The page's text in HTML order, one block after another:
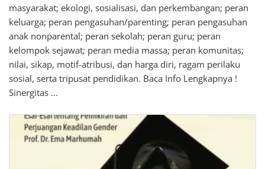
masyarakat; ekologi, sosialisasi, dan perkembangan; peran
keluarga; peran pengasuhan/parenting; peran pengasuhan
anak nonparental; peran sekolah; peran guru; peran
kelompok sejawat; peran media massa; peran komunitas;
nilai, sikap, motif-atribusi, dan harga diri, ragam perilaku
sosial, serta tripusat pendidikan. Baca Info Lengkapnya !
Sinergitas …